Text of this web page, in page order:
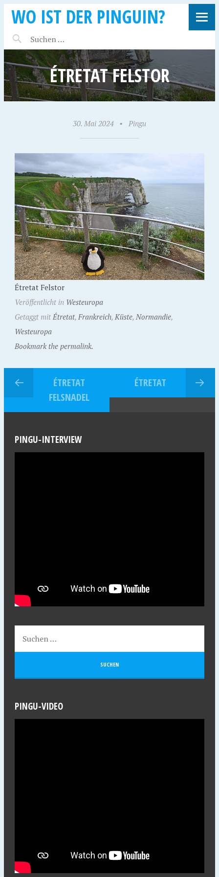
WO IST DER PINGUIN?
ÉTRETAT FELSTOR
30. Mai 2024 • Pingu
Étretat Felstor
Veröffentlicht in Westeuropa
Getaggt mit Étretat, Frankreich, Küste, Normandie,
Westeuropa
Bookmark the permalink.
ÉTRETAT
FELSNADEL
ÉTRETAT
PINGU-INTERVIEW
PINGU-VIDEO